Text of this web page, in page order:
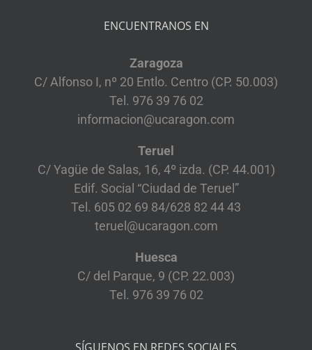
ENCUENTRANOS EN
Zaragoza
C/ Alfonso I, nº 20 Entlo. Centro (CP. 50.003)
Tel. 976 39 76 02
informacion@ucaragon.com
Teruel
C/ Yagüe de Salas, 16, 4º izda. (CP. 44.001)
Edif. Social “Ciudad de Teruel”
Tel. 605 02 69 84/628 82 44 43
teruel@ucaragon.com
Huesca
C/ del Parque, 9 (CP. 22.003)
Tel. 976 39 76 02
SÍGUENOS EN REDES SOCIALES